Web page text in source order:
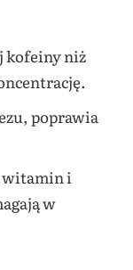
kofeiny niż
poprawia
witamin i
w